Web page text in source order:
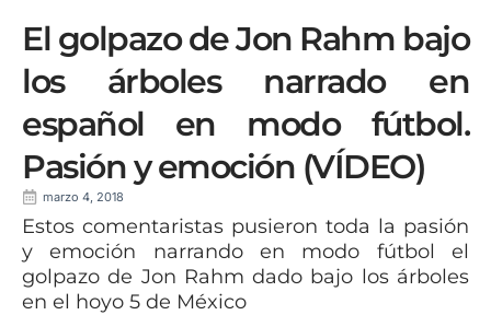
El golpazo de Jon Rahm bajo
los árboles narrado en
español en modo fútbol.
Pasión y emoción (VÍDEO)
marzo 4, 2018
Estos comentaristas pusieron toda la pasión
y emoción narrando en modo fútbol el
golpazo de Jon Rahm dado bajo los árboles
en el hoyo 5 de México